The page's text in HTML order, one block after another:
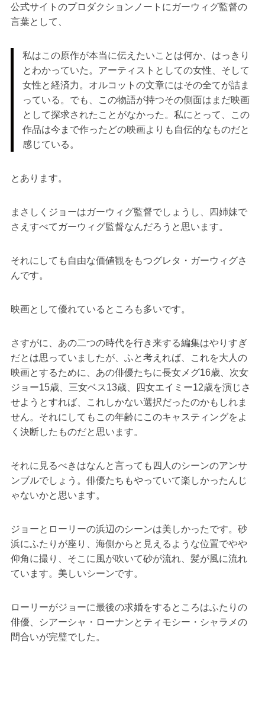
公式サイトのプロダクションノートにガーウィグ監督の
言葉として、
私はこの原作が本当に伝えたいことは何か、はっきり
とわかっていた。アーティストとしての女性、そして
女性と経済力。オルコットの文章にはその全てが詰ま
っている。でも、この物語が持つその側面はまだ映画
として探求されたことがなかった。私にとって、この
作品は今まで作ったどの映画よりも自伝的なものだと
感じている。
とあります。
まさしくジョーはガーウィグ監督でしょうし、四姉妹で
さえすべてガーウィグ監督なんだろうと思います。
それにしても自由な価値観をもつグレタ・ガーウィグさ
んです。
映画として優れているところも多いです。
さすがに、あの二つの時代を行き来する編集はやりすぎ
だとは思っていましたが、ふと考えれば、これを大人の
映画とするために、あの俳優たちに長女メグ16歳、次女
ジョー15歳、三女ベス13歳、四女エイミー12歳を演じさ
せようとすれば、これしかない選択だったのかもしれま
せん。それにしてもこの年齢にこのキャスティングをよ
く決断したものだと思います。
それに見るべきはなんと言っても四人のシーンのアンサ
ンブルでしょう。俳優たちもやっていて楽しかったんじ
ゃないかと思います。
ジョーとローリーの浜辺のシーンは美しかったです。砂
浜にふたりが座り、海側からと見えるような位置でやや
仰角に撮り、そこに風が吹いて砂が流れ、髪が風に流れ
ています。美しいシーンです。
ローリーがジョーに最後の求婚をするところはふたりの
俳優、シアーシャ・ローナンとティモシー・シャラメの
間合いが完璧でした。